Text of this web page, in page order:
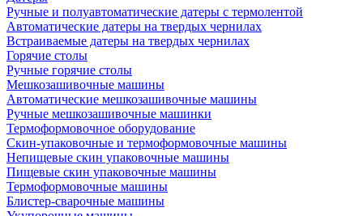
Ручные и полуавтоматические датеры с термолентой
Автоматические датеры на твердых чернилах
Встраиваемые датеры на твердых чернилах
Горячие столы
Ручные горячие столы
Мешкозашивочные машины
Автоматические мешкозашивочные машины
Ручные мешкозашивочные машинки
Термоформовочное оборудование
Скин-упаковочные и термоформовочные машины
Непищевые скин упаковочные машины
Пищевые скин упаковочные машины
Термоформовочные машины
Блистер-сварочные машины